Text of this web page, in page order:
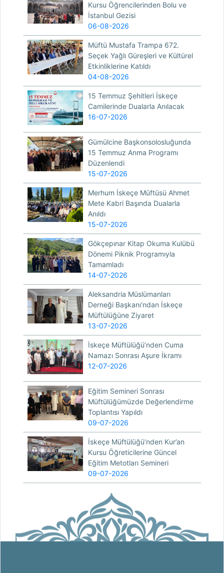
Kursu Öğrencilerinden Bolu ve
İstanbul Gezisi
06-08-2026
Müftü Mustafa Trampa 672.
Seçek Yağlı Güreşleri ve Kültürel
Etkinliklerine Katıldı
04-08-2026
15 Temmuz Şehitleri İskeçe
Camilerinde Dualarla Anılacak
16-07-2026
Gümülcine Başkonsolosluğunda
15 Temmuz Anma Programı
Düzenlendi
15-07-2026
Merhum İskeçe Müftüsü Ahmet
Mete Kabri Başında Dualarla
Anıldı
15-07-2026
Gökçepınar Kitap Okuma Kulübü
Dönemi Piknik Programıyla
Tamamladı
14-07-2026
Aleksandria Müslümanları
Derneği Başkanı’ndan İskeçe
Müftülüğüne Ziyaret
13-07-2026
İskeçe Müftülüğü’nden Cuma
Namazı Sonrası Aşure İkramı
12-07-2026
Eğitim Semineri Sonrası
Müftülüğümüzde Değerlendirme
Toplantısı Yapıldı
09-07-2026
İskeçe Müftülüğü’nden Kur’an
Kursu Öğreticilerine Güncel
Eğitim Metotları Semineri
09-07-2026